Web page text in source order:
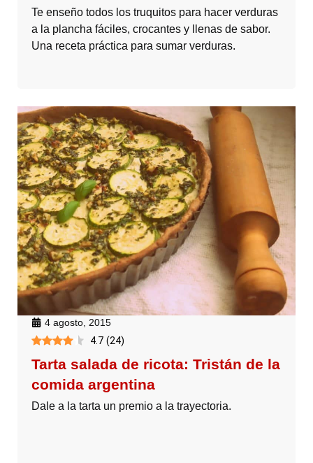
Te enseño todos los truquitos para hacer verduras
a la plancha fáciles, crocantes y llenas de sabor.
Una receta práctica para sumar verduras.
4 agosto, 2015
4.7 (24)
Tarta salada de ricota: Tristán de la
comida argentina
Dale a la tarta un premio a la trayectoria.